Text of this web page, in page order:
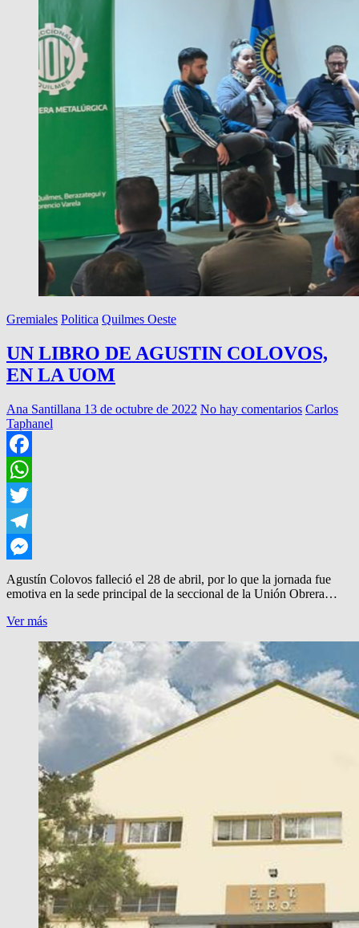
Gremiales Politica Quilmes Oeste
UN LIBRO DE AGUSTIN COLOVOS,
EN LA UOM
Ana Santillana 13 de octubre de 2022 No hay comentarios Carlos
Taphanel
Facebook
WhatsApp
Twitter
Telegram
Messenger
Agustín Colovos falleció el 28 de abril, por lo que la jornada fue
emotiva en la sede principal de la seccional de la Unión Obrera…
Ver másUN
DE
AGUSTIN
COLOVOS,
EN
LA
UOM